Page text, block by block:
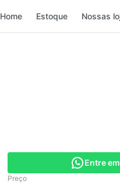
Home Estoque Nossas
Entre
Preço